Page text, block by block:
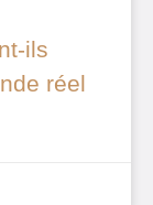
ils
réel